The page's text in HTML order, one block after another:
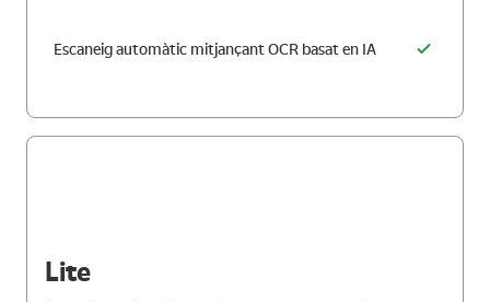
Escaneig automàtic mitjançant OCR basat en IA
Lite